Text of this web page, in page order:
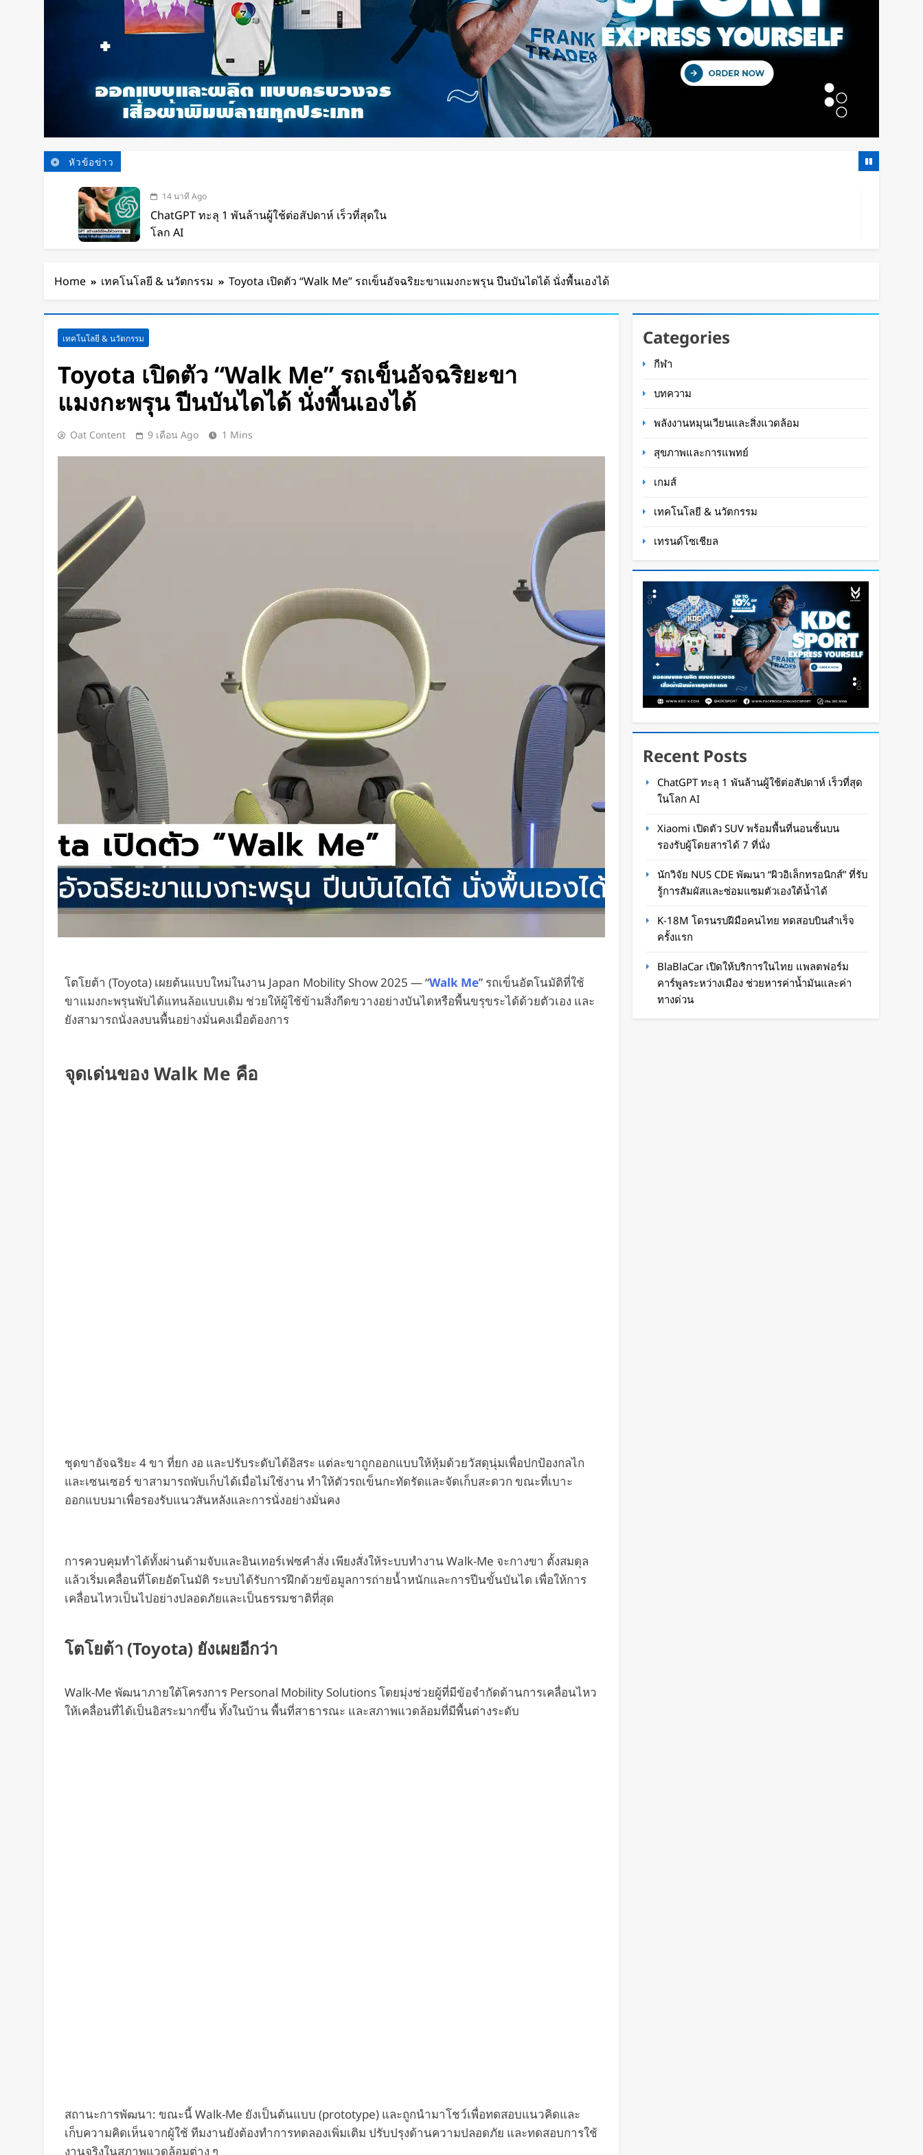
หัวข้อข่าว
14 นาที Ago
ChatGPT ทะลุ 1 พันล้านผู้ใช้ต่อสัปดาห์ เร็วที่สุดใน
โลก AI
โดยสารได้ 7 ที่นั่ง
4 ชั่วโมง Ago
K-18M โดรนรบฝีมือคนไทย ทดสอบบินสำเร็จครั้งแรก
BlaBlaCar เปิดให้บริการในไทย แพลตฟอร์มคาร์พูล
ทีมนักศึกษาจากเนเธอร์แลนด์เปิดตัว Stella Juva รถ
พยาบาลพลังงานแสงอาทิตย์คันแรกของโลก วิ่งไกล
เปิดตัว CMF Clip Pro หูฟังคลิปหนีบหูรุ่นแรก! มาพร้อม
Smart Dial บนเคสชาร์จ และแบตฯ ใช้งานสูงสุด 32.5
Spotify เพิ่มโหมดวิ่งใหม่ ปรับเพลงตามความเร็วและ
รูปแบบการฝึก
Home เทคโนโลยี & นวัตกรรม Toyota เปิดตัว “Walk Me” รถเข็นอัจฉริยะขาแมงกะพรุน ปีนบันไดได้ นั่งพื้นเองได้
เทคโนโลยี & นวัตกรรม
Toyota เปิดตัว “Walk Me” รถเข็นอัจฉริยะขา
แมงกะพรุน ปีนบันไดได้ นั่งพื้นเองได้
Oat Content 9 เดือน Ago 1 Mins
โตโยต้า (Toyota) เผยต้นแบบใหม่ในงาน Japan Mobility Show 2025 — “Walk Me” รถเข็นอัตโนมัติที่ใช้
ขาแมงกะพรุนพับได้แทนล้อแบบเดิม ช่วยให้ผู้ใช้ข้ามสิ่งกีดขวางอย่างบันไดหรือพื้นขรุขระได้ด้วยตัวเอง และ
ยังสามารถนั่งลงบนพื้นอย่างมั่นคงเมื่อต้องการ
จุดเด่นของ Walk Me คือ
ชุดขาอัจฉริยะ 4 ขา ที่ยก งอ และปรับระดับได้อิสระ แต่ละขาถูกออกแบบให้หุ้มด้วยวัสดุนุ่มเพื่อปกป้องกลไก
และเซนเซอร์ ขาสามารถพับเก็บได้เมื่อไม่ใช้งาน ทำให้ตัวรถเข็นกะทัดรัดและจัดเก็บสะดวก ขณะที่เบาะ
ออกแบบมาเพื่อรองรับแนวสันหลังและการนั่งอย่างมั่นคง
การควบคุมทำได้ทั้งผ่านด้ามจับและอินเทอร์เฟซคำสั่ง เพียงสั่งให้ระบบทำงาน Walk-Me จะกางขา ตั้งสมดุล
แล้วเริ่มเคลื่อนที่โดยอัตโนมัติ ระบบได้รับการฝึกด้วยข้อมูลการถ่ายน้ำหนักและการปีนขั้นบันได เพื่อให้การ
เคลื่อนไหวเป็นไปอย่างปลอดภัยและเป็นธรรมชาติที่สุด
โตโยต้า (Toyota) ยังเผยอีกว่า
Walk-Me พัฒนาภายใต้โครงการ Personal Mobility Solutions โดยมุ่งช่วยผู้ที่มีข้อจำกัดด้านการเคลื่อนไหว
ให้เคลื่อนที่ได้เป็นอิสระมากขึ้น ทั้งในบ้าน พื้นที่สาธารณะ และสภาพแวดล้อมที่มีพื้นต่างระดับ
สถานะการพัฒนา: ขณะนี้ Walk-Me ยังเป็นต้นแบบ (prototype) และถูกนำมาโชว์เพื่อทดสอบแนวคิดและ
เก็บความคิดเห็นจากผู้ใช้ ทีมงานยังต้องทำการทดลองเพิ่มเติม ปรับปรุงด้านความปลอดภัย และทดสอบการใช้
งานจริงในสภาพแวดล้อมต่าง ๆ
Categories
กีฬา
บทความ
พลังงานหมุนเวียนและสิ่งแวดล้อม
สุขภาพและการแพทย์
เกมส์
เทคโนโลยี & นวัตกรรม
เทรนด์โซเชียล
Recent Posts
ChatGPT ทะลุ 1 พันล้านผู้ใช้ต่อสัปดาห์ เร็วที่สุด
ในโลก AI
Xiaomi เปิดตัว SUV พร้อมพื้นที่นอนชั้นบน
รองรับผู้โดยสารได้ 7 ที่นั่ง
นักวิจัย NUS CDE พัฒนา “ผิวอิเล็กทรอนิกส์” ที่รับ
รู้การสัมผัสและซ่อมแซมตัวเองใต้น้ำได้
K-18M โดรนรบฝีมือคนไทย ทดสอบบินสำเร็จ
ครั้งแรก
BlaBlaCar เปิดให้บริการในไทย แพลตฟอร์ม
คาร์พูลระหว่างเมือง ช่วยหารค่าน้ำมันและค่า
ทางด่วน